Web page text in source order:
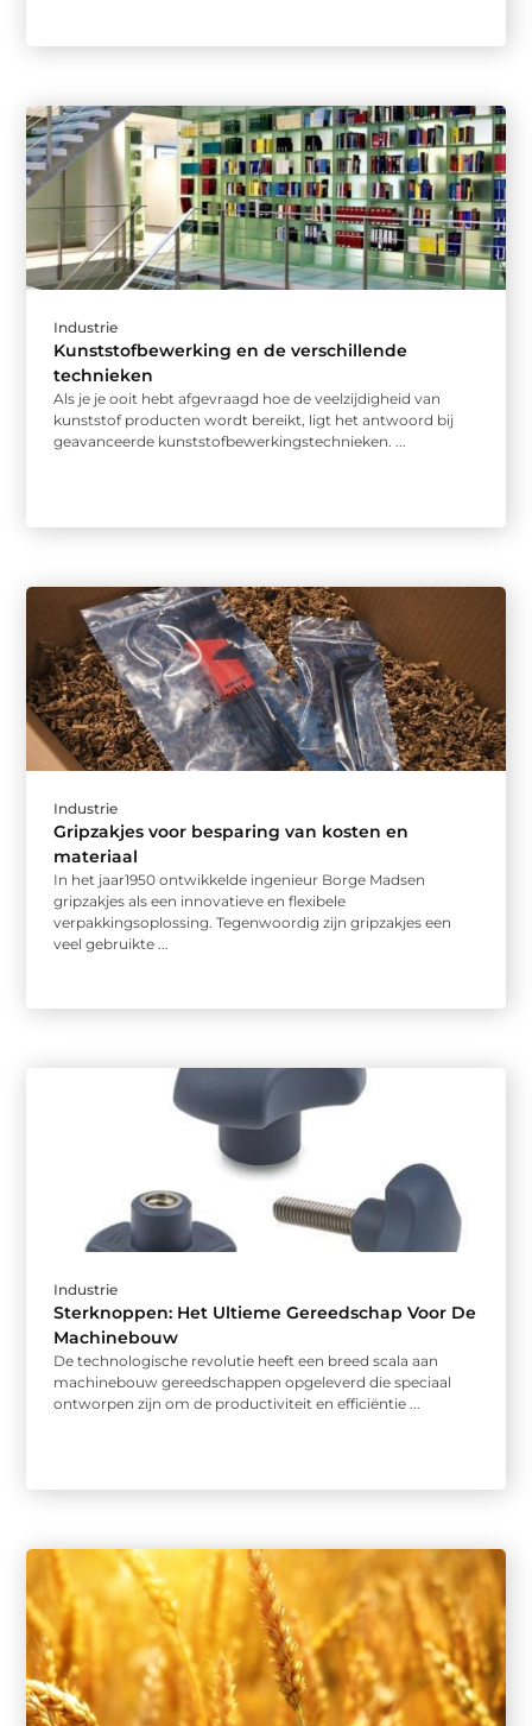
Industrie
Kunststofbewerking en de verschillende
technieken
Als je je ooit hebt afgevraagd hoe de veelzijdigheid van
kunststof producten wordt bereikt, ligt het antwoord bij
geavanceerde kunststofbewerkingstechnieken. ...
Industrie
Gripzakjes voor besparing van kosten en
materiaal
In het jaar1950 ontwikkelde ingenieur Borge Madsen
gripzakjes als een innovatieve en flexibele
verpakkingsoplossing. Tegenwoordig zijn gripzakjes een
veel gebruikte ...
Industrie
Sterknoppen: Het Ultieme Gereedschap Voor De
Machinebouw
De technologische revolutie heeft een breed scala aan
machinebouw gereedschappen opgeleverd die speciaal
ontworpen zijn om de productiviteit en efficiëntie ...